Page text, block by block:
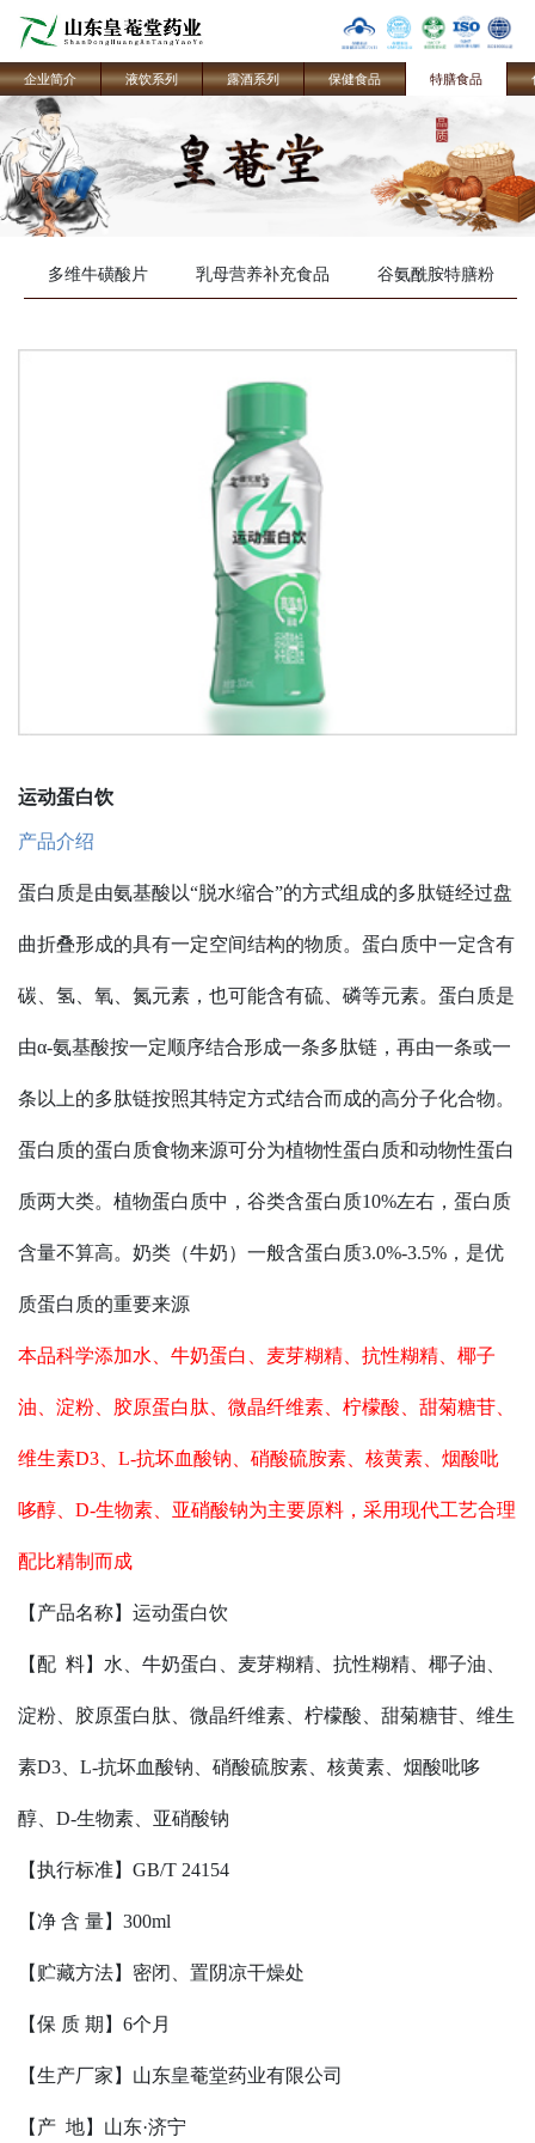
企业简介 液饮系列 露酒系列 保健食品 特膳食品
多维牛磺酸片 乳母营养补充食品 谷氨酰胺特膳粉
运动蛋白饮
产品介绍
蛋白质是由氨基酸以“脱水缩合”的方式组成的多肽链经过盘
曲折叠形成的具有一定空间结构的物质。蛋白质中一定含有
碳、氢、氧、氮元素，也可能含有硫、磷等元素。蛋白质是
由α-氨基酸按一定顺序结合形成一条多肽链，再由一条或一
条以上的多肽链按照其特定方式结合而成的高分子化合物。
蛋白质的蛋白质食物来源可分为植物性蛋白质和动物性蛋白
质两大类。植物蛋白质中，谷类含蛋白质10%左右，蛋白质
含量不算高。奶类（牛奶）一般含蛋白质3.0%-3.5%，是优
质蛋白质的重要来源
本品科学添加水、牛奶蛋白、麦芽糊精、抗性糊精、椰子
油、淀粉、胶原蛋白肽、微晶纤维素、柠檬酸、甜菊糖苷、
维生素D3、L-抗坏血酸钠、硝酸硫胺素、核黄素、烟酸吡
哆醇、D-生物素、亚硝酸钠为主要原料，采用现代工艺合理
配比精制而成
【产品名称】 运动蛋白饮
【配 料】水、 牛奶蛋白 麦芽糊精 抗性糊精 椰子油
淀粉 胶原蛋白肽 微晶纤维素 柠檬酸、甜菊糖苷、维生
素D3、L-抗坏血酸钠、硝酸硫胺素、核黄素、烟酸吡哆
醇、D-生物素、亚硝酸钠
【执行标准】 GB/T 24154
【净 含 量】300ml
【贮藏方法】密闭、置阴凉干燥处
【保 质 期】 6个月
【生产厂家】山东皇菴堂药业有限公司
【产 地】山东·济宁